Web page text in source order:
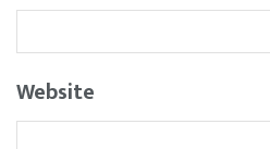
Website